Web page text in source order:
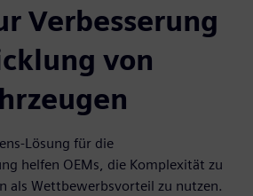
Verbesserung
von
Lösung für die
helfen OEMs, die Komplexität zu
als Wettbewerbsvorteil zu nutzen.